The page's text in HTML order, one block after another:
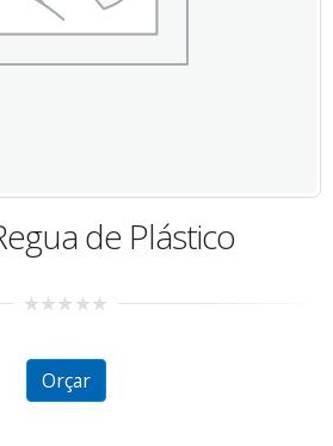
de Plástico
of
Orçar